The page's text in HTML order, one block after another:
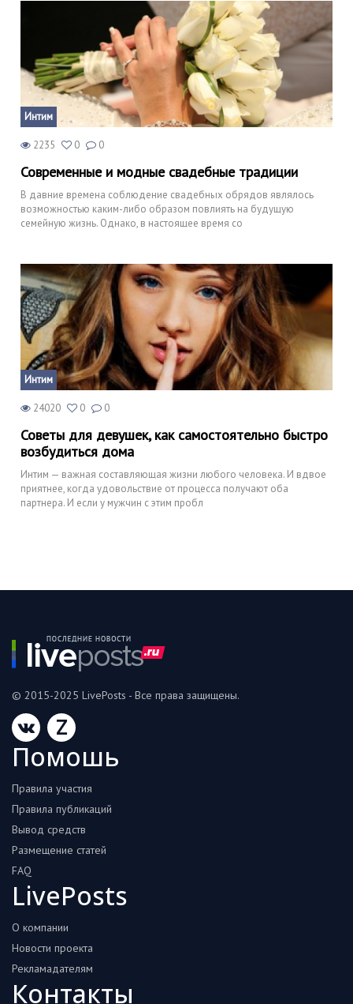
Интим
2235 0 0
Современные и модные свадебные традиции
В давние времена соблюдение свадебных обрядов являлось
возможностью каким-либо образом повлиять на будущую
семейную жизнь. Однако, в настоящее время со
Интим
24020 0 0
Советы для девушек, как самостоятельно быстро
возбудиться дома
Интим — важная составляющая жизни любого человека. И вдвое
приятнее, когда удовольствие от процесса получают оба
партнера. И если у мужчин с этим пробл
© 2015-2025 LivePosts - Все права защищены.
Z
Помошь
Правила участия
Правила публикаций
Вывод средств
Размещение статей
FAQ
LivePosts
О компании
Новости проекта
Рекламадателям
Контакты